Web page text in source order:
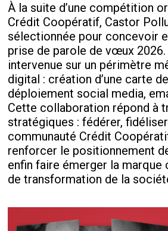
À la suite d’une compétition
Crédit Coopératif, Castor
sélectionnée pour concevoir
prise de parole de vœux 2026.
intervenue sur un périmètre
digital : création d’une carte
déploiement social media,
Cette collaboration répond à
stratégiques : fédérer,
communauté Crédit
renforcer le positionnement
enfin faire émerger la marque
de transformation de la